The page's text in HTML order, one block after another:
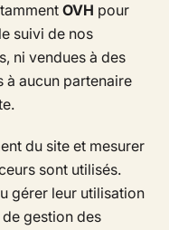
OVH pour
suivi de nos
ni vendues à des
à aucun partenaire
du site et mesurer
sont utilisés.
gérer leur utilisation
gestion des